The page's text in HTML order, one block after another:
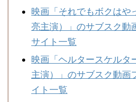
映画「それでもボクはや
亮主演）」のサブスク動
サイト一覧
映画「ヘルタースケルタ
主演）」のサブスク動画
イト一覧